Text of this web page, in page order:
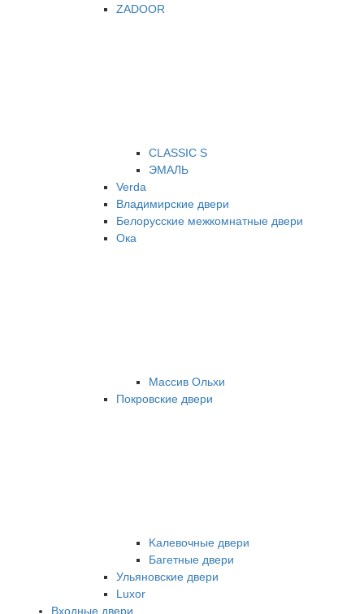
ZADOOR
CLASSIC S
ЭМАЛЬ
Verda
Владимирские двери
Белорусские межкомнатные двери
Ока
Массив Ольхи
Покровские двери
Kалевочные двери
Багетные двери
Ульяновские двери
Luxor
Входные двери